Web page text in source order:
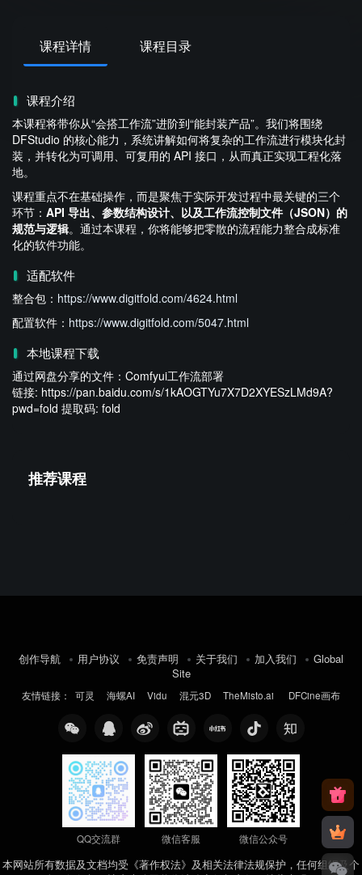
课程详情 课程目录
课程介绍
本课程将带你从“会搭工作流”进阶到“能封装产品”。我们将围绕
DFStudio 的核心能力，系统讲解如何将复杂的工作流进行模块化封
装，并转化为可调用、可复用的 API 接口，从而真正实现工程化落
地。
课程重点不在基础操作，而是聚焦于实际开发过程中最关键的三个
环节： API 导出、参数结构设计、以及工作流控制文件（JSON）的
规范与逻辑。通过本课程，你将能够把零散的流程能力整合成标准
化的软件功能。
适配软件
整合包： https://www.digitfold.com/4624.html
配置软件： https://www.digitfold.com/5047.html
本地课程下载
通过网盘分享的文件：Comfyui工作流部署
链接: https://pan.baidu.com/s/1kAOGTYu7X7D2XYESzLMd9A?
pwd=fold 提取码: fold
推荐课程
创作导航 用户协议 免责声明 关于我们 加入我们
Global
Site
友情链接： 可灵 海螺AI Vidu 混元3D TheMisto.ai DFCine画布
QQ交流群 微信客服 微信公众号
本网站所有数据及文档均受《著作权法》及相关法律法规保护，任何组织及个